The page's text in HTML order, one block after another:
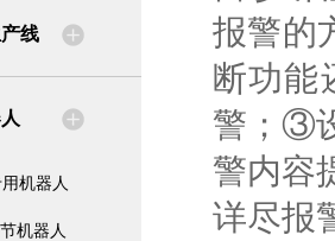
线
机器人
机器人
报警的
断功
警；③
警内容
详尽报